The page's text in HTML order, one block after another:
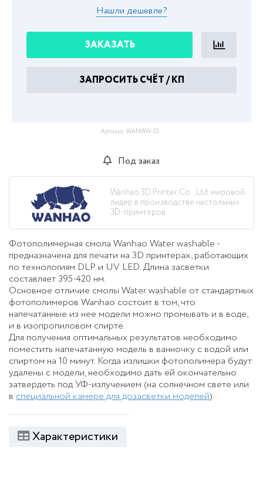
Под заказ
Wanhao 3D Printer Co., Ltd. мировой
лидер в производстве настольных
3D-принтеров.
Фотополимерная смола Wanhao Water washable -
предназначена для печати на 3D принтерах, работающих
по технологиям DLP и UV LED. Длина засветки
составляет 395-420 нм.
Основное отличие смолы Water washable от стандартных
фотополимеров Wanhao состоит в том, что
напечатанные из нее модели можно промывать и в воде,
и в изопропиловом спирте.
Для получения оптимальных результатов необходимо
поместить напечатанную модель в ванночку с водой или
спиртом на 10 минут. Когда излишки фотополимера будут
удалены с модели, необходимо дать ей окончательно
затвердеть под УФ-излучением (на солнечном свете или
в специальной камере для дозасветки моделей).
Характеристики
Нашли дешевле?
ЗАКАЗАТЬ
ЗАПРОСИТЬ СЧЁТ / КП
Артикул: WANWW-03